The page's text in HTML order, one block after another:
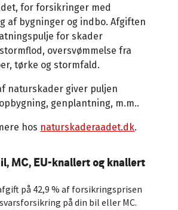
for forsikringer med
af bygninger og indbo. Afgiften
for skader
oversvømmelse fra
tørke og stormfald.
naturskader giver puljen
genplantning, m.m..
hos naturskaderaadet.dk.
MC, EU-knallert og knallert
på 42,9 % af forsikringsprisen
på din bil eller MC.